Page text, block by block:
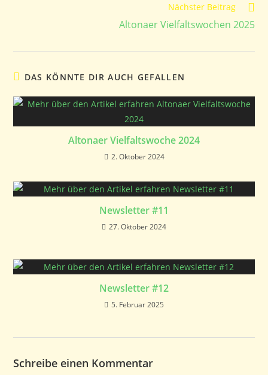
Nächster Beitrag
Altonaer Vielfaltswochen 2025
DAS KÖNNTE DIR AUCH GEFALLEN
Altonaer Vielfaltswoche 2024
2. Oktober 2024
Newsletter #11
27. Oktober 2024
Newsletter #12
5. Februar 2025
Schreibe einen Kommentar